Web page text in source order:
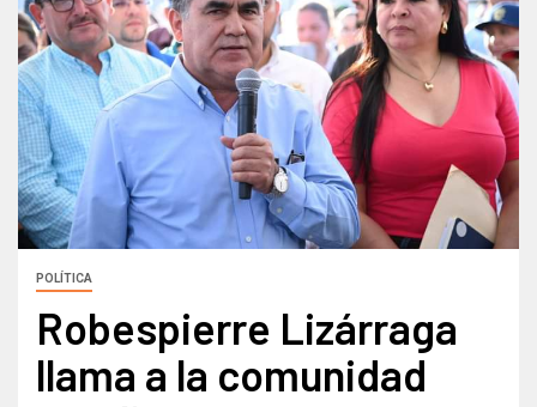
POLÍTICA
Robespierre Lizárraga
llama a la comunidad